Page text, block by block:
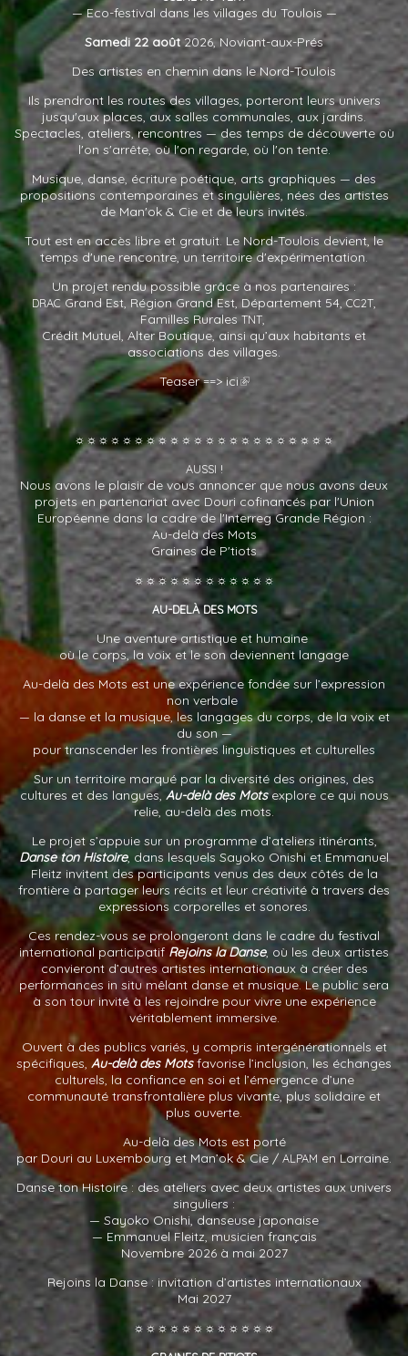
— Eco-festival dans les villages du Toulois —
Samedi 22 août2026, Noviant-aux-Prés
Des artistes en chemin dans le Nord-Toulois
Ils prendront les routes des villages, porteront leurs univers
jusqu'aux places, aux salles communales, aux jardins.
Spectacles, ateliers, rencontres — des temps de découverte où
l'on s'arrête, où l'on regarde, où l'on tente.
Musique, danse, écriture poétique, arts graphiques — des
propositions contemporaines et singulières, nées des artistes
de Man'ok & Cie et de leurs invités.
Tout est en accès libre et gratuit. Le Nord-Toulois devient, le
temps d'une rencontre, un territoire d'expérimentation.
Un projet rendu possible grâce à nos partenaires :
DRACGrand Est, Région Grand Est, Département 54,CC2T,
Familles RuralesTNT,
Crédit Mutuel, Alter Boutique, ainsi qu’aux habitants et
associations des villages.
Teaser ==> ici
☼☼☼☼☼☼☼☼☼☼☼☼☼☼☼☼☼☼☼☼☼☼
AUSSI !
Nous avons le plaisir de vous annoncer que nous avons deux
projets en partenariat avec Douri cofinancés par l'Union
Européenne dans la cadre de l'Interreg Grande Région :
Au-delà des Mots
Graines de P'tiots
☼☼☼☼☼☼☼☼☼☼☼☼
AU-DELÀ DES MOTS
Une aventure artistique et humaine
où le corps, la voix et le son deviennent langage
Au-delà des Mots est une expérience fondée sur l’expression
non verbale
— la danse et la musique, les langages du corps, de la voix et
du son —
pour transcender les frontières linguistiques et culturelles
Sur un territoire marqué par la diversité des origines, des
cultures et des langues, Au-delà des Motsexplore ce qui nous
relie, au-delà des mots.
Le projet s’appuie sur un programme d’ateliers itinérants,
Danse ton Histoire, dans lesquels Sayoko Onishi et Emmanuel
Fleitz invitent des participants venus des deux côtés de la
frontière à partager leurs récits et leur créativité à travers des
expressions corporelles et sonores.
Ces rendez-vous se prolongeront dans le cadre du festival
international participatif Rejoins la Danse, où les deux artistes
convieront d’autres artistes internationaux à créer des
performances in situ mêlant danse et musique. Le public sera
à son tour invité à les rejoindre pour vivre une expérience
véritablement immersive.
Ouvert à des publics variés, y compris intergénérationnels et
spécifiques, Au-delà des Motsfavorise l’inclusion, les échanges
culturels, la confiance en soi et l’émergence d’une
communauté transfrontalière plus vivante, plus solidaire et
plus ouverte.
Au-delà des Mots est porté
par Douri au Luxembourg et Man’ok&Cie / ALPAM en Lorraine.
Danse ton Histoire : des ateliers avec deux artistes aux univers
singuliers :
— Sayoko Onishi, danseuse japonaise
— Emmanuel Fleitz, musicien français
Novembre 2026 à mai 2027
Rejoins la Danse : invitation d’artistes internationaux
Mai 2027
☼☼☼☼☼☼☼☼☼☼☼☼